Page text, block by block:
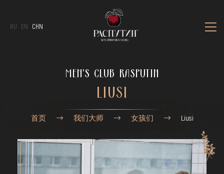
RU EN CHN
MEN'S CLUB RASPUTIN
LIUSI
首页 我们大师 女孩们 Liusi